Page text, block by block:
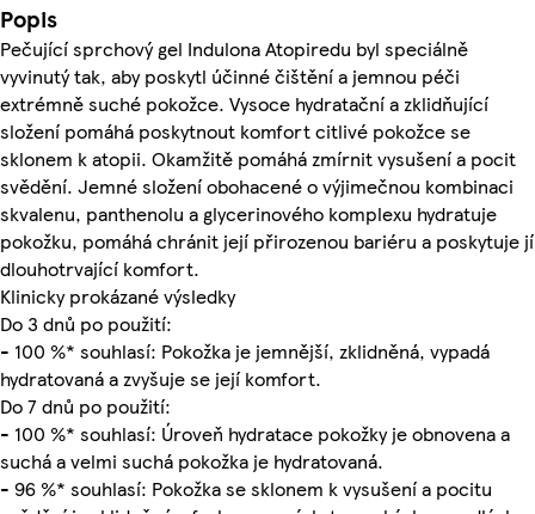
Popis
Pečující sprchový gel Indulona Atopiredu byl speciálně
vyvinutý tak, aby poskytl účinné čištění a jemnou péči
extrémně suché pokožce. Vysoce hydratační a zklidňující
složení pomáhá poskytnout komfort citlivé pokožce se
sklonem k atopii. Okamžitě pomáhá zmírnit vysušení a pocit
svědění. Jemné složení obohacené o výjimečnou kombinaci
skvalenu, panthenolu a glycerinového komplexu hydratuje
pokožku, pomáhá chránit její přirozenou bariéru a poskytuje jí
dlouhotrvající komfort.
Klinicky prokázané výsledky
Do 3 dnů po použití:
- 100 %* souhlasí: Pokožka je jemnější, zklidněná, vypadá
hydratovaná a zvyšuje se její komfort.
Do 7 dnů po použití:
- 100 %* souhlasí: Úroveň hydratace pokožky je obnovena a
suchá a velmi suchá pokožka je hydratovaná.
- 96 %* souhlasí: Pokožka se sklonem k vysušení a pocitu